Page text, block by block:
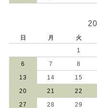
日 月 火
1
6 7 8
13 14 15
20 21 22
27 28 29